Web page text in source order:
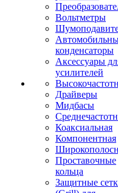
Вольтметры
конденсаторы
Аксессуары
усилителей
Драйверы
Мидбасы
Коаксиальная
Компонентная
Проставочные
кольца
Защитные